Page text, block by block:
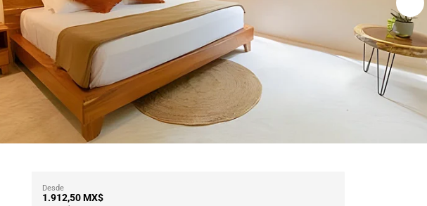
Desde
1.912,50 MX$